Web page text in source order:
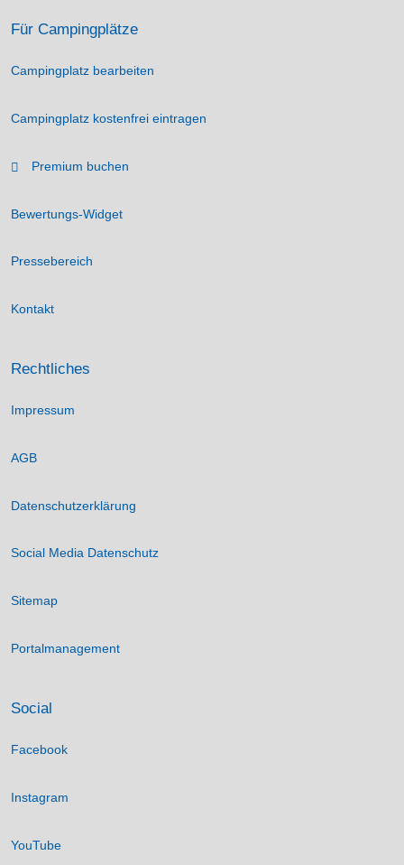
Für Campingplätze
Campingplatz bearbeiten
Campingplatz kostenfrei eintragen
Premium buchen
Bewertungs-Widget
Pressebereich
Kontakt
Rechtliches
Impressum
AGB
Datenschutzerklärung
Social Media Datenschutz
Sitemap
Portalmanagement
Social
Facebook
Instagram
YouTube